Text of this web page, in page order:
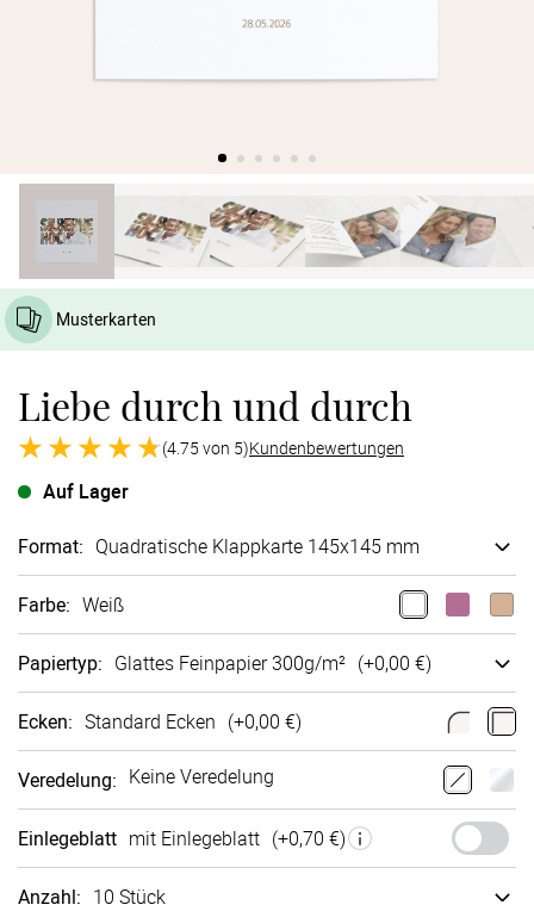
Musterkarten
Liebe durch und durch
(4.75 von 5)Kundenbewertungen
Auf Lager
Format: Quadra­tische Klappkarte 145x145 mm
Farbe: Weiß
Papiertyp: Glattes Fein­papier 300g/m² (+0,00 €)
Ecken: Standard Ecken (+0,00 €)
Veredelung: Keine Veredelung
Einlegeblatt mit Einlegeblatt (+0,70 €)
Anzahl: 10 Stück